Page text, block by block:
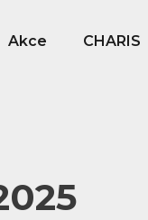
Akce CHARIS